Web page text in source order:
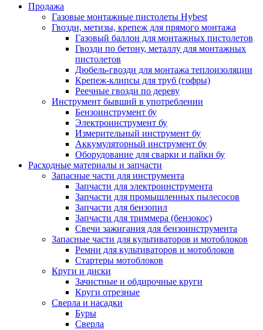
Продажа
Газовые монтажные пистолеты Hybest
Гвозди, метизы, крепеж для прямого монтажа
Газовый баллон для монтажных пистолетов
Гвозди по бетону, металлу для монтажных
пистолетов
Дюбель-гвозди для монтажа теплоизоляции
Крепеж-клипсы для труб (гофры)
Реечные гвозди по дереву
Инструмент бывший в употреблении
Бензоинструмент бу
Электроинструмент бу
Измерительный инструмент бу
Аккумуляторный инструмент бу
Оборудование для сварки и пайки бу
Расходные материалы и запчасти
Запасные части для инструмента
Запчасти для электроинструмента
Запчасти для промышленных пылесосов
Запчасти для бензопил
Запчасти для триммера (бензокос)
Свечи зажигания для бензоинструмента
Запасные части для культиваторов и мотоблоков
Ремни для культиваторов и мотоблоков
Стартеры мотоблоков
Круги и диски
Зачистные и обдирочные круги
Круги отрезные
Сверла и насадки
Буры
Сверла